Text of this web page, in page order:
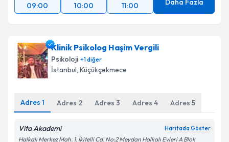
09:00 10:00 11:00 Daha Fazla
Klinik Psikolog Haşim Vergili
Psikoloji +1diğer
İstanbul, Küçükçekmece
Adres 1 Adres 2 Adres 3 Adres 4 Adres 5
Vita Akademi Haritada Göster
Halkalı Merkez Mah. 1. İkitelli Cd. No:2 Meydan Halkalı Evleri A Blok